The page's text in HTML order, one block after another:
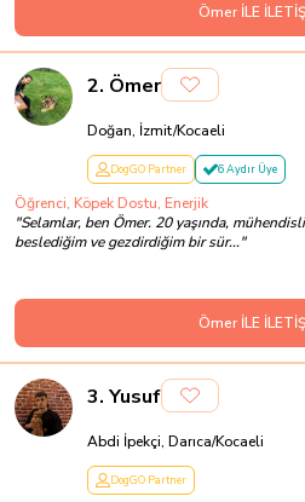
Ömer İLE
2. Ömer
Doğan, İzmit/Kocaeli
DogGO Partner 6 Aydır Üye
Öğrenci, Köpek Dostu, Enerjik
"Selamlar, ben Ömer. 20 yaşında,
beslediğim ve gezdirdiğim bir sür..."
Ömer İLE
3. Yusuf
Abdi İpekçi, Darıca/Kocaeli
DogGO Partner